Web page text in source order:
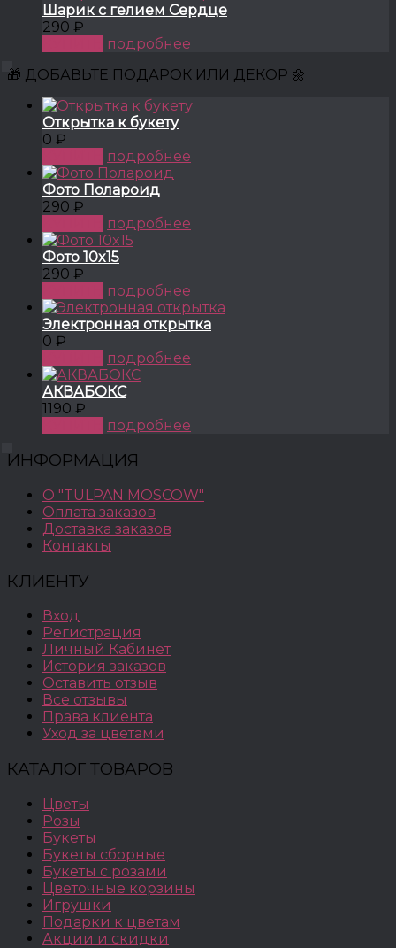
Шарик с гелием Сердце
290 ₽
подробнее
🎁 ДОБАВЬТЕ ПОДАРОК ИЛИ ДЕКОР 🌼
Открытка к букету
0 ₽
подробнее
Фото Полароид
290 ₽
подробнее
Фото 10x15
290 ₽
подробнее
Электронная открытка
0 ₽
подробнее
АКВАБОКС
1190 ₽
подробнее
ИНФОРМАЦИЯ
О "TULPAN MOSCOW"
Оплата заказов
Доставка заказов
Контакты
КЛИЕНТУ
Вход
Регистрация
Личный Кабинет
История заказов
Оставить отзыв
Все отзывы
Права клиента
Уход за цветами
КАТАЛОГ ТОВАРОВ
Цветы
Розы
Букеты
Букеты сборные
Букеты с розами
Цветочные корзины
Игрушки
Подарки к цветам
Акции и скидки